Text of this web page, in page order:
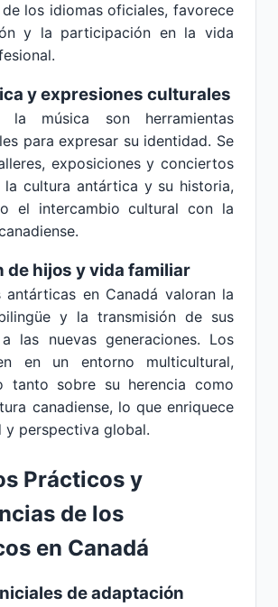
los idiomas oficiales, favorece
y la participación en la vida
y expresiones culturales
música son herramientas
para expresar su identidad. Se
exposiciones y conciertos
la cultura antártica y su historia,
el intercambio cultural con la
de hijos y vida familiar
antárticas en Canadá valoran la
y la transmisión de sus
las nuevas generaciones. Los
en un entorno multicultural,
tanto sobre su herencia como
canadiense, lo que enriquece
y perspectiva global.
Prácticos y
de los
en Canadá
de adaptación